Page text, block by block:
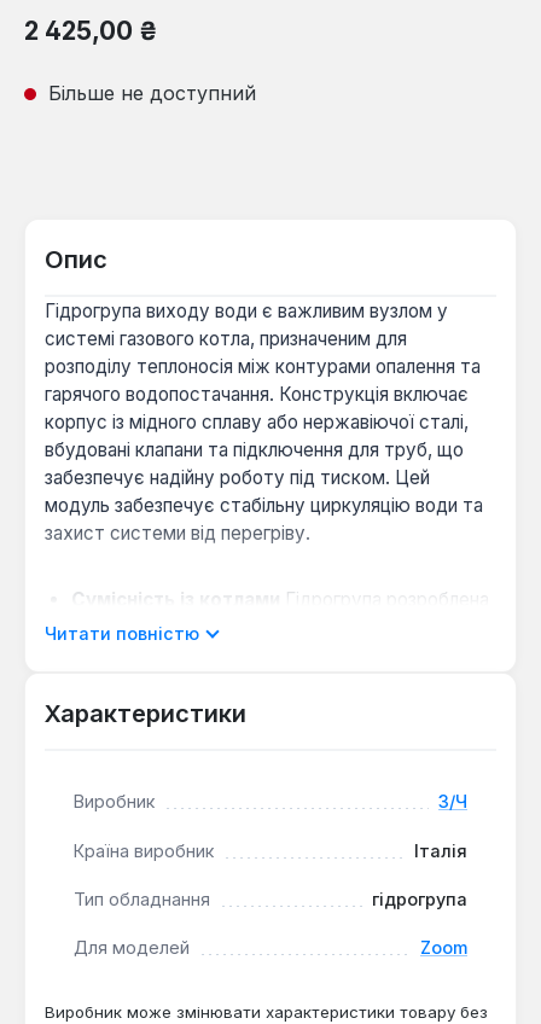
Звичайна ціна:
2 425,00 ₴
Більше не доступний
Опис
Гідрогрупа виходу води є важливим вузлом у
системі газового котла, призначеним для
розподілу теплоносія між контурами опалення та
гарячого водопостачання. Конструкція включає
корпус із мідного сплаву або нержавіючої сталі,
вбудовані клапани та підключення для труб, що
забезпечує надійну роботу під тиском. Цей
модуль забезпечує стабільну циркуляцію води та
захист системи від перегріву.
Сумісність із котлами
Гідрогрупа розроблена
для встановлення на газові котли Zoom, що
Матеріали виробництва
контакту з теплоносієм.
за ефективне розгалуження потоку води, що
дозволяє одночасно підтримувати роботу
опалювального контуру та підготовку гарячої
води.
Запчастина призначена для ремонту або заміни
Читати повністю
Характеристики
Виробник З/Ч
Країна виробник Італія
Тип обладнання гідрогрупа
Для моделей Zoom
Виробник може змінювати характеристики товару без